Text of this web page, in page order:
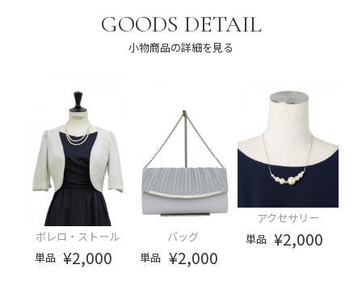
GOODS DETAIL
小物商品の詳細を見る
ボレロ・ストール
単品 ¥2,000
バッグ
単品 ¥2,000
アクセサリー
単品 ¥2,000